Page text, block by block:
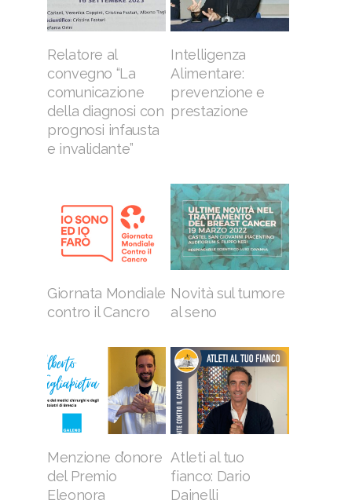
Relatore al
convegno “La
comunicazione
della diagnosi con
prognosi infausta
e invalidante”
Intelligenza
Alimentare:
prevenzione e
prestazione
Giornata Mondiale
contro il Cancro
Novità sul tumore
al seno
Menzione d’onore
del Premio
Eleonora
Atleti al tuo
fianco: Dario
Dainelli